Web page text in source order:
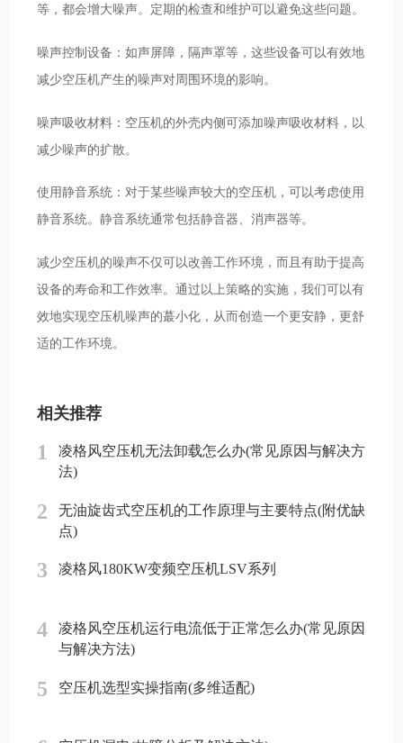
等，都会增大噪声。定期的检查和维护可以避免这些问题。
噪声控制设备：如声屏障，隔声罩等，这些设备可以有效地
减少空压机产生的噪声对周围环境的影响。
噪声吸收材料：空压机的外壳内侧可添加噪声吸收材料，以
减少噪声的扩散。
使用静音系统：对于某些噪声较大的空压机，可以考虑使用
静音系统。静音系统通常包括静音器、消声器等。
减少空压机的噪声不仅可以改善工作环境，而且有助于提高
设备的寿命和工作效率。通过以上策略的实施，我们可以有
效地实现空压机噪声的蕞小化，从而创造一个更安静，更舒
适的工作环境。
相关推荐
1
凌格风空压机无法卸载怎么办(常见原因与解决方
法)
2
无油旋齿式空压机的工作原理与主要特点(附优缺
点)
3 凌格风180KW变频空压机LSV系列
4
凌格风空压机运行电流低于正常怎么办(常见原因
与解决方法)
5 空压机选型实操指南(多维适配)